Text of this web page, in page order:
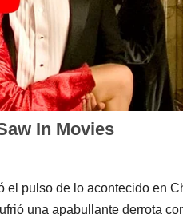
el pulso de lo acontecido en
una apabullante derrota